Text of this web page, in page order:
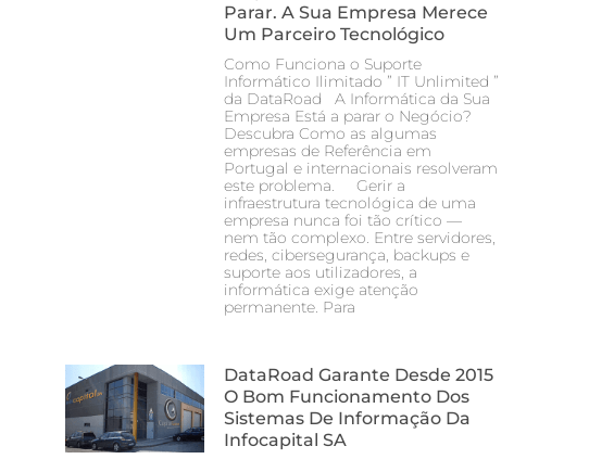
Parar. A Sua Empresa Merece
Um Parceiro Tecnológico
Como Funciona o Suporte
Informático Ilimitado ” IT Unlimited ”
da DataRoad A Informática da Sua
Empresa Está a parar o Negócio?
Descubra Como as algumas
empresas de Referência em
Portugal e internacionais resolveram
este problema. Gerir a
infraestrutura tecnológica de uma
empresa nunca foi tão crítico —
nem tão complexo. Entre servidores,
redes, cibersegurança, backups e
suporte aos utilizadores, a
informática exige atenção
permanente. Para
DataRoad Garante Desde 2015
O Bom Funcionamento Dos
Sistemas De Informação Da
Infocapital SA